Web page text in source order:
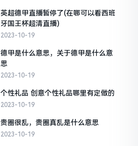
英超德甲直播暂停了(在哪可以看西班
牙国王杯超清直播)
2023-10-19
德甲是什么意思，关于德甲是什么意
思
2023-10-19
个性礼品 创意个性礼品哪里有定做的
2023-10-19
贵圈很乱，贵圈真乱是什么意思
2023-10-19